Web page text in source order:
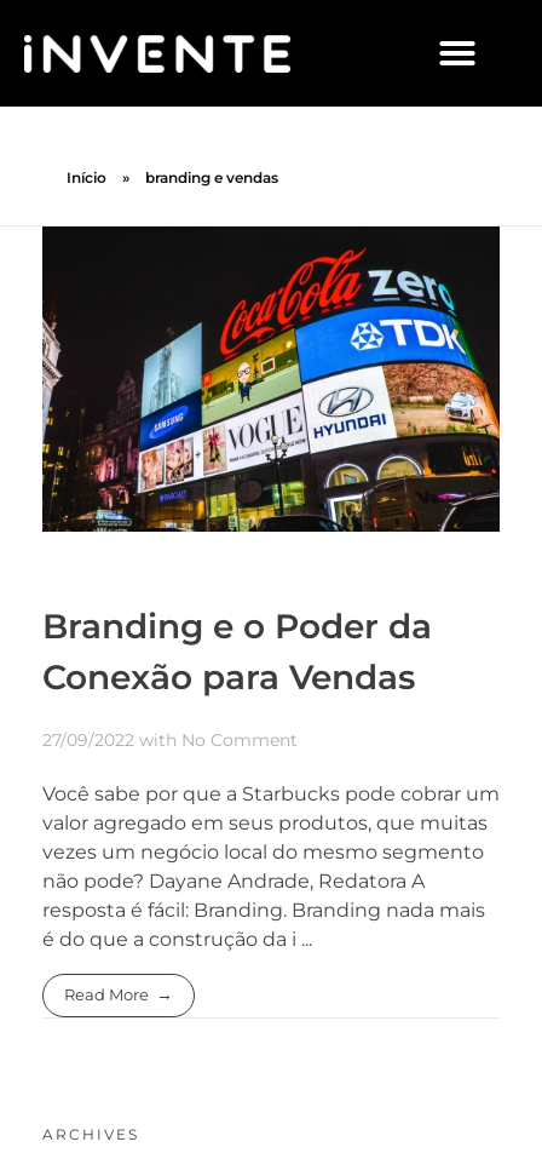
Início » branding e vendas
Branding e o Poder da
Conexão para Vendas
27/09/2022 with No Comment
Você sabe por que a Starbucks pode cobrar um
valor agregado em seus produtos, que muitas
vezes um negócio local do mesmo segmento
não pode? Dayane Andrade, Redatora A
resposta é fácil: Branding. Branding nada mais
é do que a construção da i ...
Read More
ARCHIVES